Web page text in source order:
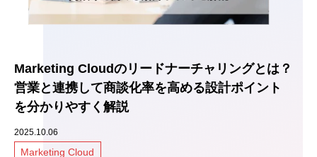
Marketing Cloudのリードナーチャリングとは？
営業と連携して商談化率を高める設計ポイント
を分かりやすく解説
2025.10.06
Marketing Cloud